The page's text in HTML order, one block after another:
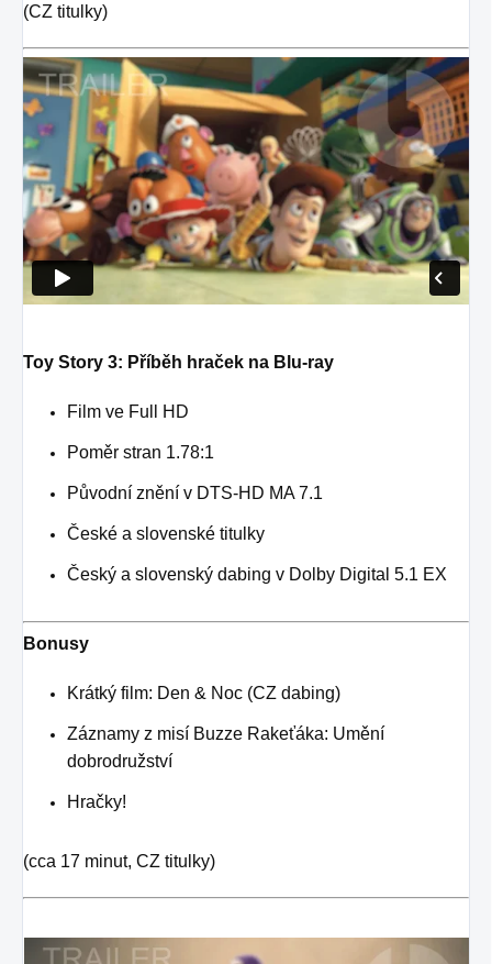
(CZ titulky)
Toy Story 3: Příběh hraček na Blu-ray
Film ve Full HD
Poměr stran 1.78:1
Původní znění v DTS-HD MA 7.1
České a slovenské titulky
Český a slovenský dabing v Dolby Digital 5.1 EX
Bonusy
Krátký film: Den & Noc (CZ dabing)
Záznamy z misí Buzze Rakeťáka: Umění
dobrodružství
Hračky!
(cca 17 minut, CZ titulky)